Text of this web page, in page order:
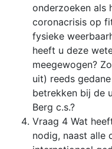
onderzoeken als
coronacrisis op
fysieke
heeft u deze
meegewogen?
uit) reeds
betrekken bij de
Berg c.s.?
Vraag 4 Wat
nodig, naast alle